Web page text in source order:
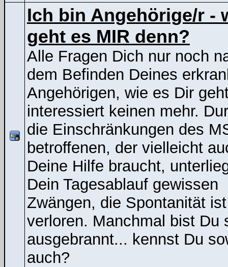
Ich bin Angehörige/r -
geht es MIR denn?
Alle Fragen Dich nur noch
dem Befinden Deines
Angehörigen, wie es Dir
interessiert keinen mehr.
die Einschränkungen des
betroffenen, der vielleicht
Deine Hilfe braucht,
Dein Tagesablauf gewissen
Zwängen, die Spontanität ist
verloren. Manchmal bist Du
ausgebrannt... kennst Du
auch?